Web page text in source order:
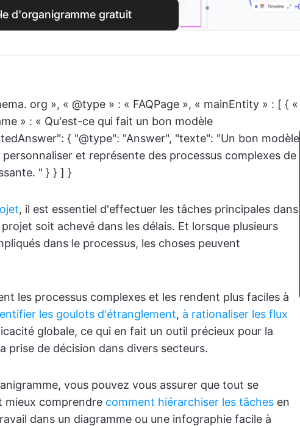
d'organigramme gratuit
org », « @type » : « FAQPage », « mainEntity » : [ { «
» : « Qu'est-ce qui fait un bon modèle
{ "@type": "Answer", "texte": "Un bon modèle
et représente des processus complexes de
" } } ] }
, il est essentiel d'effectuer les tâches principales dans
soit achevé dans les délais. Et lorsque plusieurs
dans le processus, les choses peuvent
les processus complexes et les rendent plus faciles à
les goulots d'étranglement, à rationaliser les flux
globale, ce qui en fait un outil précieux pour la
prise de décision dans divers secteurs.
vous pouvez vous assurer que tout se
mieux comprendre comment hiérarchiser les tâches en
dans un diagramme ou une infographie facile à